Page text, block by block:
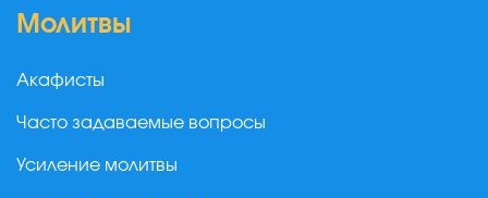
Молитвы
Акафисты
Часто задаваемые вопросы
Усиление молитвы